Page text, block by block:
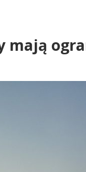
mają